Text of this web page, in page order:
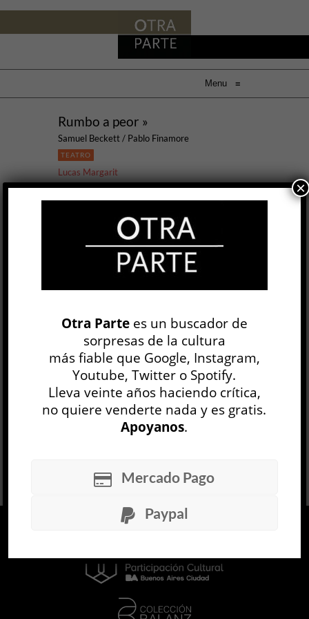
Menu ≡
Rumbo a peor »
Samuel Beckett / Pablo Finamore
TEATRO
Lucas Margarit
18 SEP, 2025
prosa de Samuel Beckett, una nouvelle
publicada en 1983 y que en el contexto editorial
anglosajón forma parte de una trilogía titulada
Nohow On junto con Mal visto mal dicho y
Compañía. Como en todas las obras de Beckett
texto donde la extenuación del lenguaje llega a
extremos casi del vestigio, una pros...
LEER MÁS
Otra Partees un buscador de
sorpresas de la cultura
más fiable que Google, Instagram,
Youtube, Twitter o Spotify.
Lleva veinte años haciendo crítica,
no quiere venderte nada y es gratis.
Apoyanos.
Mercado Pago
Paypal
×